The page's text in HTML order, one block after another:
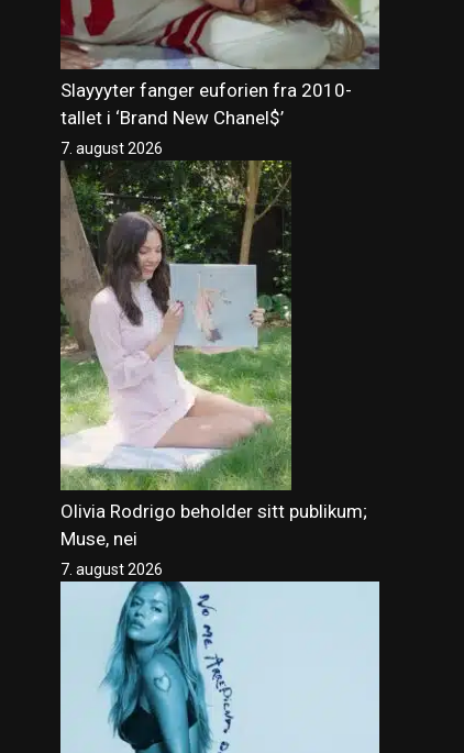
Slayyyter fanger euforien fra 2010-
tallet i ‘Brand New Chanel$’
7. august 2026
Olivia Rodrigo beholder sitt publikum;
Muse, nei
7. august 2026